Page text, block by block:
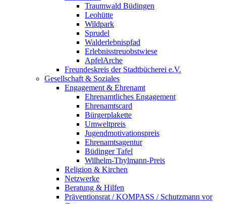
Traumwald Büdingen
Leohütte
Wildpark
Sprudel
Walderlebnispfad
Erlebnisstreuobstwiese
ApfelArche
Freundeskreis der Stadtbücherei e.V.
Gesellschaft & Soziales
Engagement & Ehrenamt
Ehrenamtliches Engagement
Ehrenamtscard
Bürgerplakette
Umweltpreis
Jugendmotivationspreis
Ehrenamtsagentur
Büdinger Tafel
Wilhelm-Thylmann-Preis
Religion & Kirchen
Netzwerke
Beratung & Hilfen
Präventionsrat / KOMPASS / Schutzmann vor